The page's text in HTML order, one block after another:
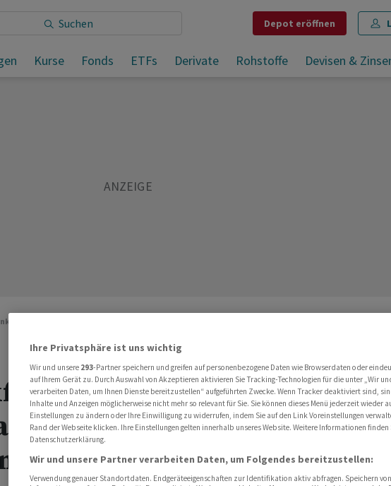
Depot eröffnen
Kurse Fonds ETFs Derivate Rohstoffe Devisen &
Aktien Frankfurt Eröffnung: Dax kann Anfangsgewinne nicht halten
Teilen Merken Drucken Kommentare
Eröffnung: Dax kann Anfangsgewinne nicht halten
kann
nicht
Ihre Privatsphäre ist uns wichtig
Wir und unsere 293-Partner speichern und greifen auf personenbezogene Daten wie Browserdaten oder
auf Ihrem Gerät zu. Durch Auswahl von Akzeptieren aktivieren Sie Tracking-Technologien für die unter „Wir
verarbeiten Daten, um Ihnen Dienste bereitzustellen“ aufgeführten Zwecke. Wenn Tracker deaktiviert sind,
Inhalte und Anzeigen möglicherweise nicht mehr so relevant für Sie. Sie können dieses Menü jederzeit wieder
Einstellungen zu ändern oder Ihre Einwilligung zu widerrufen, indem Sie auf den Link Voreinstellungen
Rand der Webseite klicken. Ihre Einstellungen gelten innerhalb unseres Website. Weitere Informationen finden
Datenschutzerklärung.
Wir und unsere Partner verarbeiten Daten, um Folgendes bereitzustellen:
Verwendung genauer Standortdaten. Endgeräteeigenschaften zur Identifikation aktiv abfragen. Speichern